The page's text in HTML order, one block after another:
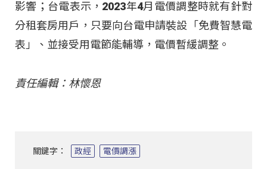
影響；台電表示，2023年4月電價調整時就有針對
分租套房用戶，只要向台電申請裝設「免費智慧電
表」、並接受用電節能輔導，電價暫緩調整。
責任編輯：林懷恩
關鍵字： 政經 電價調漲